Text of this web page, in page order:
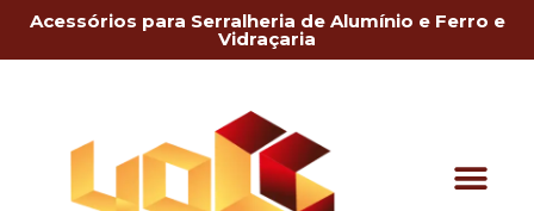
Acessórios para Serralheria de Alumínio e Ferro e
Vidraçaria